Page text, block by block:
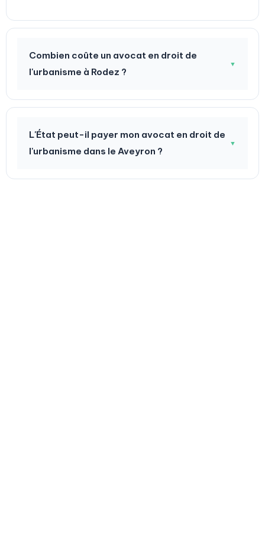
Combien coûte un avocat en droit de
l'urbanisme à Rodez ?
▼
L'État peut-il payer mon avocat en droit de
l'urbanisme dans le Aveyron ?
▼